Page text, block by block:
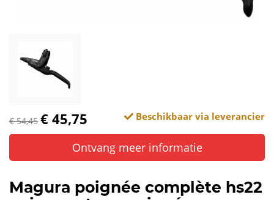
€ 54,45 € 45,75 Beschikbaar via leverancier
Ontvang meer informatie
Magura poignée complète hs22